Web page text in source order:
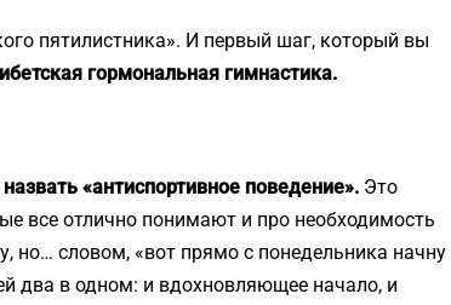
пятилистника». И первый шаг, который вы
гормональная гимнастика.
«антиспортивное поведение». Это
все отлично понимают и про необходимость
но… словом, «вот прямо с понедельника начну
два в одном: и вдохновляющее начало, и